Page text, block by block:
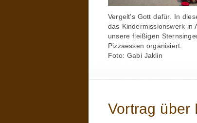
Vergelt’s Gott dafür. In
das Kindermissionswerk in
unsere fleißigen
Pizzaessen organisiert.
Foto: Gabi Jaklin
Vortrag über